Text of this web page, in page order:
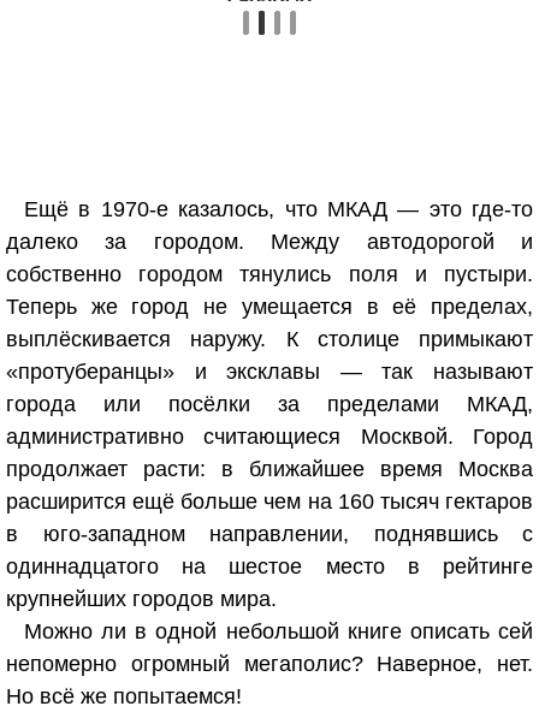
Ещё в 1970-е казалось, что МКАД — это где-то
далеко за городом. Между автодорогой и
собственно городом тянулись поля и пустыри.
Теперь же город не умещается в её пределах,
выплёскивается наружу. К столице примыкают
«протуберанцы» и эксклавы — так называют
города или посёлки за пределами МКАД,
административно считающиеся Москвой. Город
продолжает расти: в ближайшее время Москва
расширится ещё больше чем на 160 тысяч гектаров
в юго-западном направлении, поднявшись с
одиннадцатого на шестое место в рейтинге
крупнейших городов мира.
Можно ли в одной небольшой книге описать сей
непомерно огромный мегаполис? Наверное, нет.
Но всё же попытаемся!